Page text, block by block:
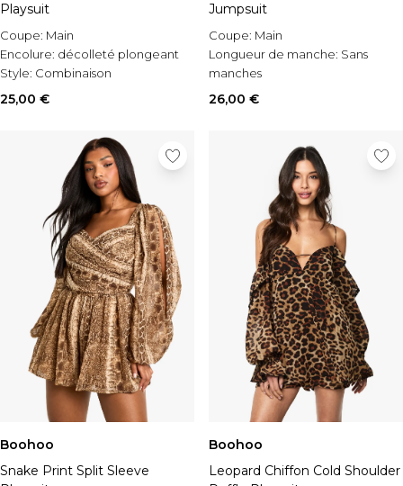
Playsuit
Coupe: Main
Encolure: décolleté plongeant
Style: Combinaison
25,00 €
Jumpsuit
Coupe: Main
Longueur de manche: Sans
manches
Occasion:
26,00 €
Boohoo
Snake Print Split Sleeve
Boohoo
Leopard Chiffon Cold Shoulder